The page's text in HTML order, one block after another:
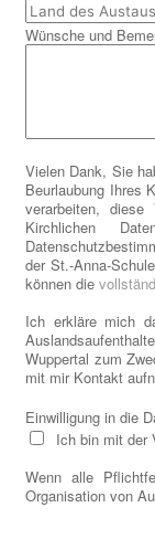
Wünsche und
Vielen Dank, Sie
Beurlaubung Ihres
verarbeiten, diese
Kirchlichen
der St.-Anna-
können die
Ich erkläre mich
Wuppertal zum
mit mir Kontakt
Einwilligung in die
Ich bin mit der
Wenn alle
Organisation von